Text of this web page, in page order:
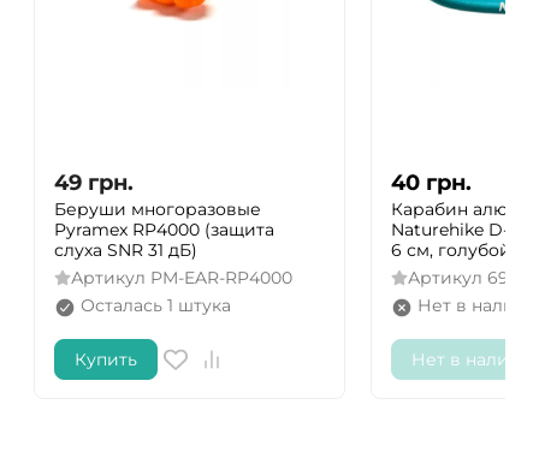
49 грн.
Беруши многоразовые
Pyramex RP4000 (защита
слуха SNR 31 дБ)
Артикул PM-EAR-RP4000
Осталась 1 штука
Купить
40 грн.
Карабин
Naturehike D-
6 см, голубой
Артикул
Нет в
Нет в